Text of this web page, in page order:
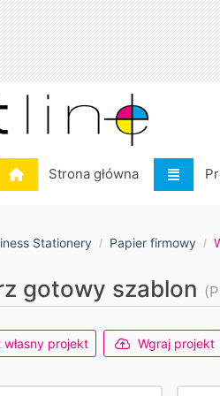
Strona główna
Strona główna
Stationery Papier firmowy
gotowy szablon
własny projekt Wgraj projekt